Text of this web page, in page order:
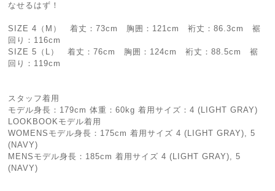
なせるはず！
SIZE 4（M） 着丈：73cm 胸囲：121cm 裄丈：86.3cm 裾
回り：116cm
SIZE 5（L） 着丈：76cm 胸囲：124cm 裄丈：88.5cm 裾
回り：119cm
スタッフ着用
モデル身長：179cm 体重：60kg 着用サイズ：4 (LIGHT GRAY)
LOOKBOOKモデル着用
WOMENSモデル身長：175cm 着用サイズ 4 (LIGHT GRAY), 5
(NAVY)
MENSモデル身長：185cm 着用サイズ 4 (LIGHT GRAY), 5
(NAVY)